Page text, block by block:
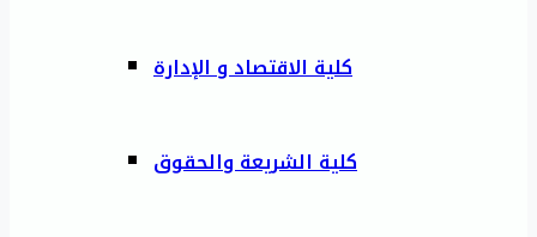
كلية الاقتصاد و الإدارة
كلية الشريعة والحقوق